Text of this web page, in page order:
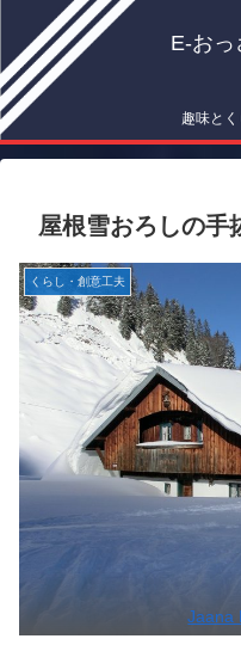
E-お
趣味と
屋根雪おろしの手
くらし・創意工夫
Jaana